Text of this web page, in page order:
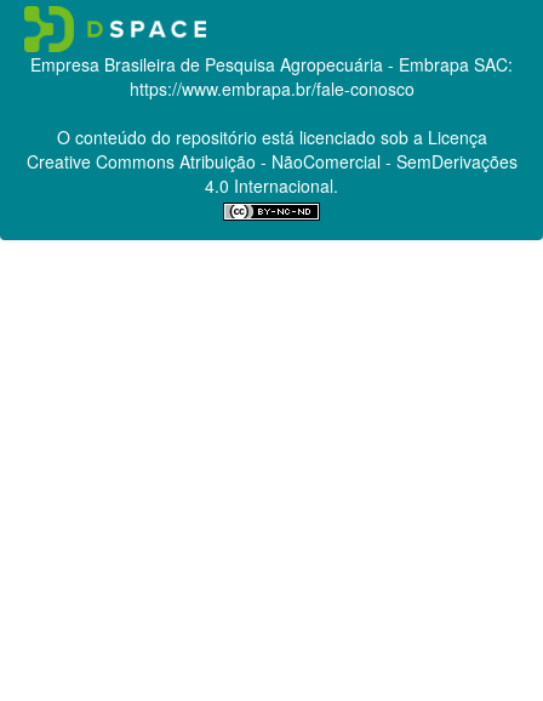
Empresa Brasileira de Pesquisa Agropecuária - Embrapa SAC:
https://www.embrapa.br/fale-conosco
O conteúdo do repositório está licenciado sob a Licença
Creative CommonsAtribuição - NãoComercial - SemDerivações
4.0 Internacional.